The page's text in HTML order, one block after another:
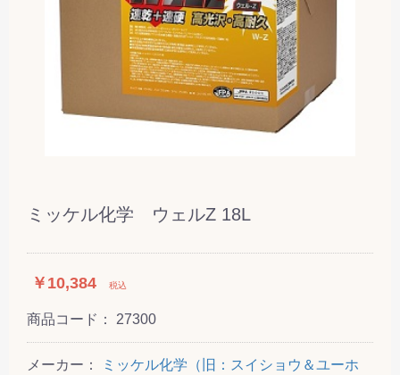
ミッケル化学 ウェルZ 18L
￥10,384 税込
商品コード： 27300
メーカー：
ミッケル化学（旧：スイショウ＆ユーホ